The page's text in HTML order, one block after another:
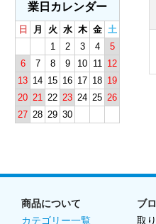
業日カレンダー
日 月 火 水 木 金 土
1
2 3 4
5
6
7 8 9 10 11 12
13 14 15 16 17 18 19
20 21 22 23 24 25 26
27 28 29 30
商品について
カテゴリー一覧
ブ
取